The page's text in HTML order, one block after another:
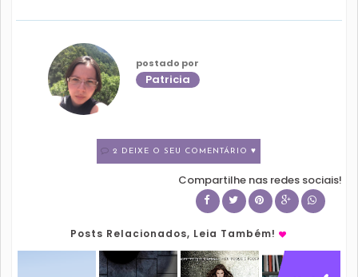
postado por
Patricia
2 DEIXE O SEU COMENTÁRIO ♥
Compartilhe nas redes sociais!
Posts Relacionados, Leia Também!